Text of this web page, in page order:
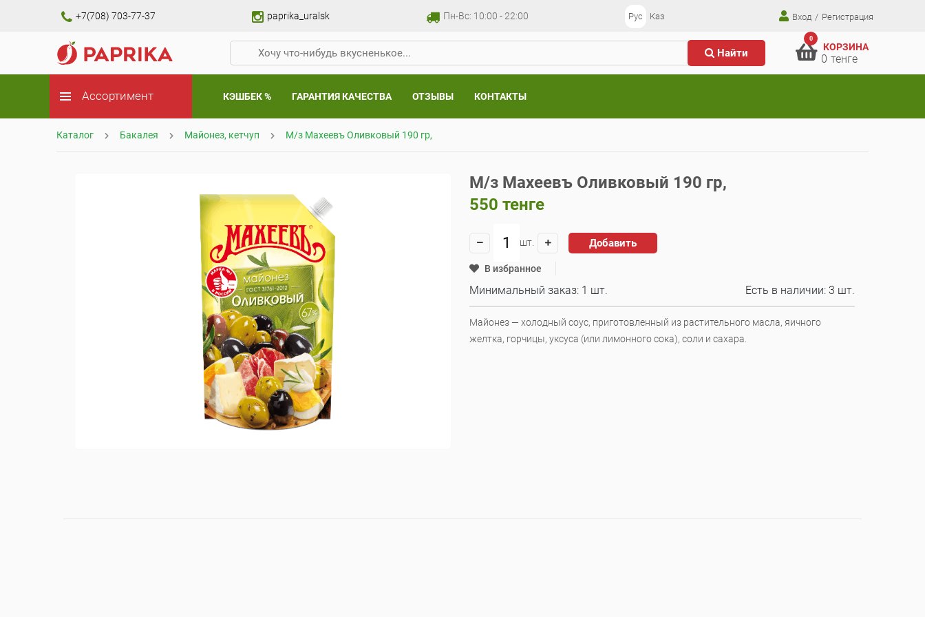
+7(708) 703-77-37 paprika_uralsk Пн-Вс: 10:00 - 22:00 Рус Каз Вход / Регистрация
Найти
0
КОРЗИНА
0 тенге
Ассортимент КЭШБЕК % ГАРАНТИЯ КАЧЕСТВА ОТЗЫВЫ КОНТАКТЫ
Каталог Бакалея Майонез, кетчуп М/з Махеевъ Оливковый 190 гр,
М/з Махеевъ Оливковый 190 гр,
550 тенге
шт. Добавить
В избранное
Минимальный заказ: 1 шт. Есть в наличии: 3 шт.
Майонез — холодный соус, приготовленный из растительного масла, яичного
желтка, горчицы, уксуса (или лимонного сока), соли и сахара.